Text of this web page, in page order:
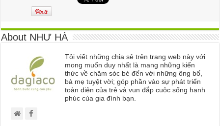
About NHƯ HÀ
Tôi viết những chia sẻ trên trang web này với
mong muốn duy nhất là mang những kiến
thức về chăm sóc bé đến với những ông bố,
bà mẹ tuyệt vời; góp phần vào sự phát triển
toàn diện của trẻ và vun đắp cuộc sống hạnh
phúc của gia đình bạn.